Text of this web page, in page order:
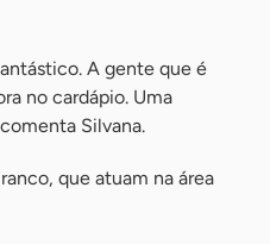
A gente que é
no cardápio. Uma
Silvana.
que atuam na área